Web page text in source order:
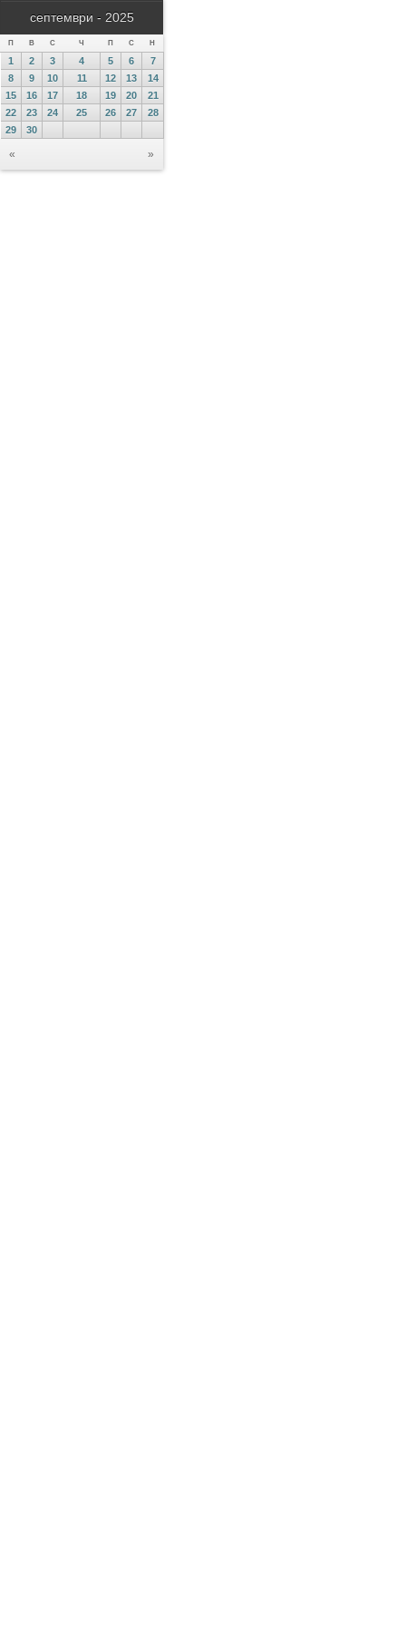
септември - 2025
П В С Ч П С Н
« »
1 2 3 4 5 6
7
8
9 10 11 12 13
14
15
16 17 18 19 20
21
22
23 24 25 26 27
28
29
30